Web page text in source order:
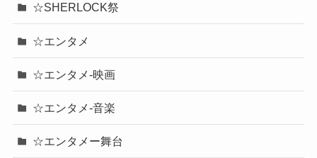
☆SHERLOCK祭
☆エンタメ
☆エンタメ-映画
☆エンタメ-音楽
☆エンタメー舞台